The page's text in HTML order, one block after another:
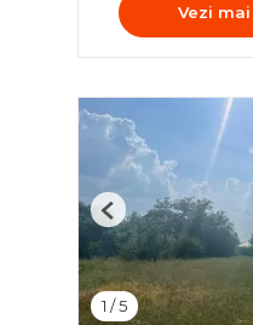
Vezi
1 /5
Previous